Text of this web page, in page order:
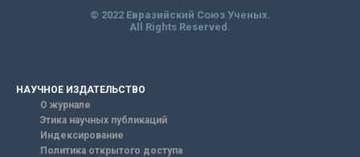
© 2022 Евразийский Союз Ученых.
All Rights Reserved.
НАУЧНОЕ ИЗДАТЕЛЬСТВО
О журнале
Этика научных публикаций
Индексирование
Политика открытого доступа